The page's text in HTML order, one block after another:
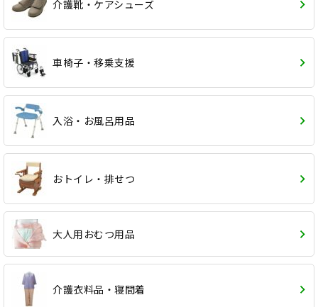
介護靴・ケアシューズ
車椅子・移乗支援
入浴・お風呂用品
おトイレ・排せつ
大人用おむつ用品
介護衣料品・寝間着